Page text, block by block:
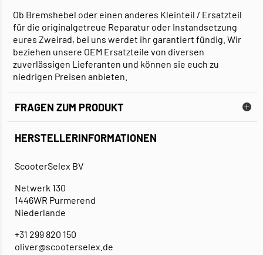
Ob Bremshebel oder einen anderes Kleinteil / Ersatzteil
für die originalgetreue Reparatur oder Instandsetzung
eures Zweirad, bei uns werdet ihr garantiert fündig. Wir
beziehen unsere OEM Ersatzteile von diversen
zuverlässigen Lieferanten und können sie euch zu
niedrigen Preisen anbieten.
FRAGEN ZUM PRODUKT
HERSTELLERINFORMATIONEN
ScooterSelex BV
Netwerk 130
1446WR Purmerend
Niederlande
+31 299 820 150
oliver@scooterselex.de